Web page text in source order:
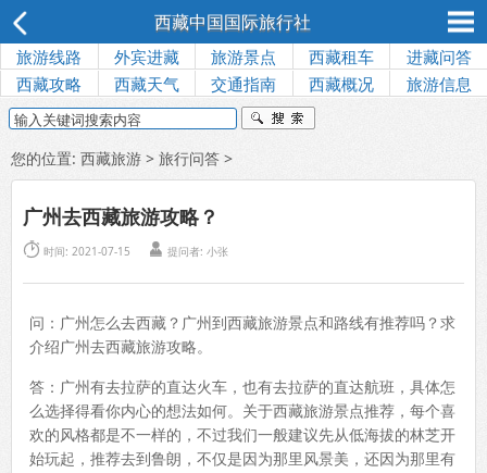
西藏中国国际旅行社
旅游线路 外宾进藏 旅游景点 西藏租车
进藏问答
西藏攻略
西藏天气 交通指南 西藏概况 旅游信息
您的位置: 西藏旅游 > 旅行问答 >
广州去西藏旅游攻略？
 时间: 2021-07-15  提问者: 小张
问：广州怎么去西藏？广州到西藏旅游景点和路线有推荐吗？求
介绍广州去西藏旅游攻略。
答：广州有去拉萨的直达火车，也有去拉萨的直达航班，具体怎
么选择得看你内心的想法如何。关于西藏旅游景点推荐，每个喜
欢的风格都是不一样的，不过我们一般建议先从低海拔的林芝开
始玩起，推荐去到鲁朗，不仅是因为那里风景美，还因为那里有